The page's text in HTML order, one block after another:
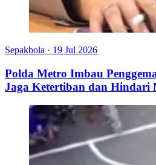
Sepakbola · 19 Jul 2026
Polda Metro Imbau
Jaga Ketertiban dan Hindari